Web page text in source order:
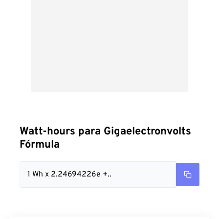
Watt-hours para Gigaelectronvolts
Fórmula
1 Wh x 2.24694226e +..